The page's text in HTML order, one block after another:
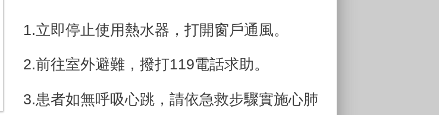
1.立即停止使用熱水器，打開窗戶通風。
2.前往室外避難，撥打119電話求助。
3.患者如無呼吸心跳，請依急救步驟實施心肺